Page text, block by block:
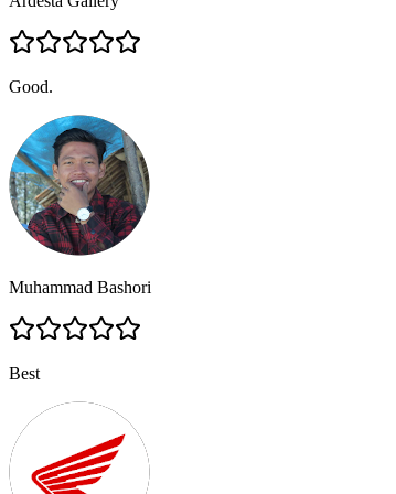
Good.
Muhammad Bashori
Best